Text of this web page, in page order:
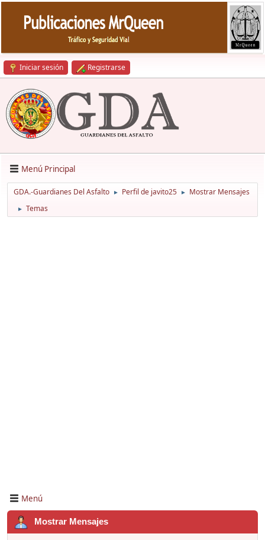
Iniciar sesión Registrarse
Menú Principal
GDA.-Guardianes Del Asfalto ► Perfil de javito25 ► Mostrar Mensajes
► Temas
Menú
Mostrar Mensajes